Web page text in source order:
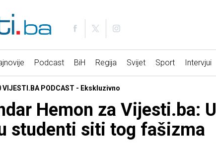
Podcast BiH Regija Svijet Sport Intervjui
VIJESTI.BA PODCAST - Ekskluzivno
Hemon za Vijesti.ba: U
studenti siti tog fašizma